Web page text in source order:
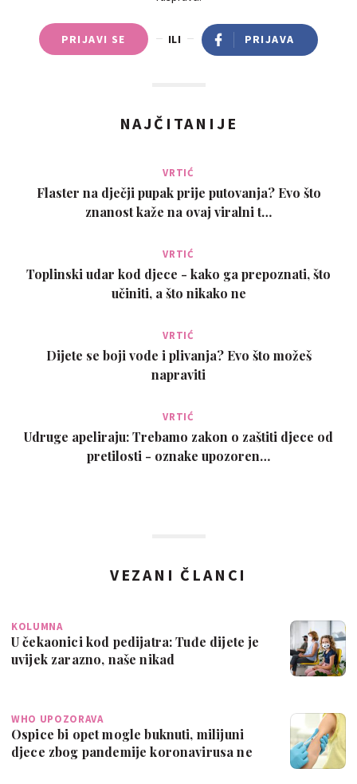
PRIJAVI SE ILI PRIJAVA
NAJČITANIJE
VRTIĆ
Flaster na dječji pupak prije putovanja? Evo što
znanost kaže na ovaj viralni t…
VRTIĆ
Toplinski udar kod djece - kako ga prepoznati, što
učiniti, a što nikako ne
VRTIĆ
Dijete se boji vode i plivanja? Evo što možeš
napraviti
VRTIĆ
Udruge apeliraju: Trebamo zakon o zaštiti djece od
pretilosti - oznake upozoren…
VEZANI ČLANCI
KOLUMNA
U čekaonici kod pedijatra: Tuđe dijete je
uvijek zarazno, naše nikad
WHO UPOZORAVA
Ospice bi opet mogle buknuti, milijuni
djece zbog pandemije koronavirusa ne